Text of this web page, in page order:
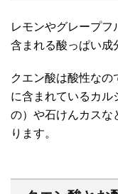
レモンやグレープフ
含まれる酸っぱい成
クエン酸は酸性なの
に含まれているカル
の）や石けんカスな
ります。